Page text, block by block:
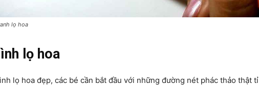
lọ hoa
lọ hoa
lọ hoa đẹp, các bé cần bắt đầu với những đường nét phác thảo thật tỉ